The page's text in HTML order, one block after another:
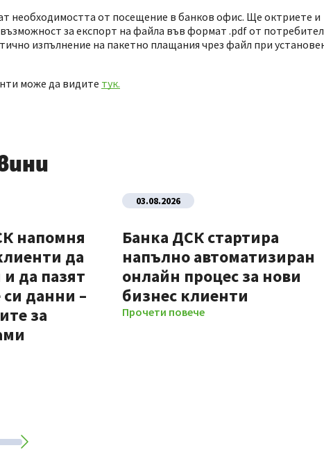
необходимостта от посещение в банков офис. Ще октриете и
за експорт на файла във формат .pdf от
изпълнение на пакетно плащания чрез файл при
може да видите тук.
напомня
да
да пазят
данни –
за
03.08.2026
Банка ДСК стартира
напълно автоматизиран
онлайн процес за нови
бизнес клиенти
Прочети повече